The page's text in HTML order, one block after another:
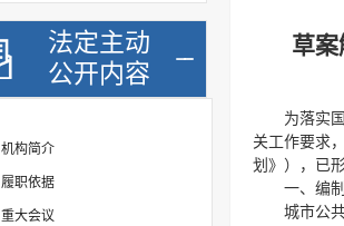
法定主动
公开内容
机构简介
履职依据
重大会议
草
为落实
关工作要求
划》），已
一、编
城市公